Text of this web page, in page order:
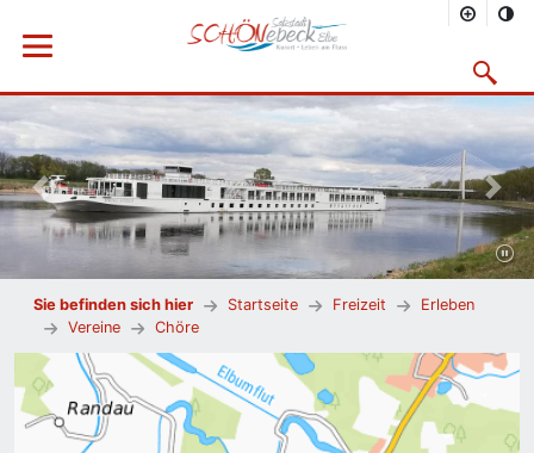
Menü öffnen
Vorheriges Bild
Sie befinden sich hier Startseite Freizeit
Erleben
Vereine
Chöre